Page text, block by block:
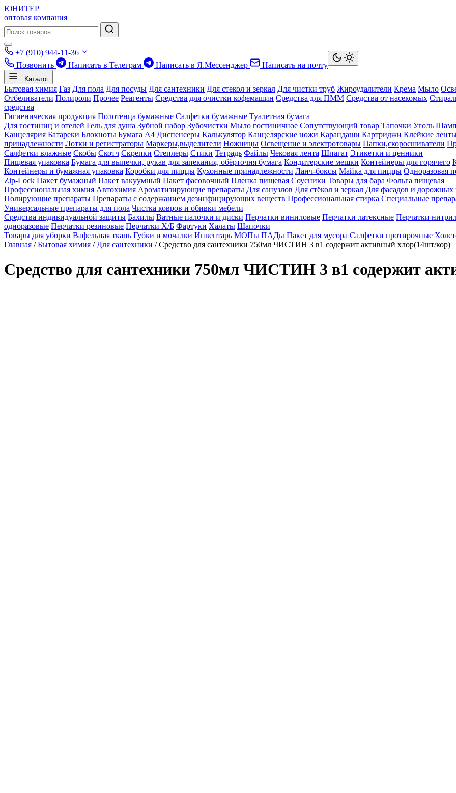
ЮНИТЕР
оптовая компания
+7 (910) 944-11-36
Позвонить
Написать в Телеграм Написать в Я.Мессенджер Написать на почту
Каталог
Бытовая химия Газ Для пола Для посуды Для сантехники Для стекол и зеркал Для чистки труб Жироудалители Крема Мыло
Отбеливатели Полироли Прочее Реагенты Средства для очистки кофемашин Средства для ПММ Средства от насекомых
средства
Гигиеническая продукция Полотенца бумажные Салфетки бумажные Туалетная бумага
Для гостиниц и отелей Гель для душа Зубной набор Зубочистки Мыло гостиничное Сопутствующий товар Тапочки Уголь
Канцелярия Батареки Блокноты Бумага А4 Диспенсеры Калькулятор Канцелярские ножи Карандаши Картриджи Клейкие
принадлежности Лотки и регистраторы Маркеры,выделители Ножницы Освещение и электротовары Папки,скоросшиватели
Салфетки влажные Скобы Скотч Скрепки Степлеры Стики Тетрадь Файлы Чековая лента Шпагат Этикетки и ценники
Пищевая упаковка Бумага для выпечки, рукав для запекания, обёрточня бумага Кондитерские мешки Контейнеры для горячего
Контейнеры и бумажная упаковка Коробки для пиццы Кухонные принадлежности Ланч-боксы Майка для пиццы Одноразовая
Zip-Lock Пакет бумажный Пакет вакуумный Пакет фасовочный Пленка пищевая Соусники Товары для бара Фольга пищевая
Профессиональная химия Автохимия Ароматизирующие препараты Для санузлов Для стёкол и зеркал Для фасадов и дорожных
Полирующие препараты Препараты с содержанием дезинфицирующих веществ Профессиональная стирка Специальные
Универсальные препараты для пола Чистка ковров и обивки мебели
Средства индивидуальной защиты Бахилы Ватные палочки и диски Перчатки виниловые Перчатки латексные Перчатки
одноразовые Перчатки резиновые Перчатки Х/Б Фартуки Халаты Шапочки
Товары для уборки Вафельная ткань Губки и мочалки Инвентарь МОПы ПАДы Пакет для мусора Салфетки протирочные
Главная /Бытовая химия / Для сантехники / Средство для сантехники 750мл ЧИСТИН 3 в1 содержит активный хлор(14шт/кор)
Средство для сантехники 750мл ЧИСТИН 3 в1 содержит